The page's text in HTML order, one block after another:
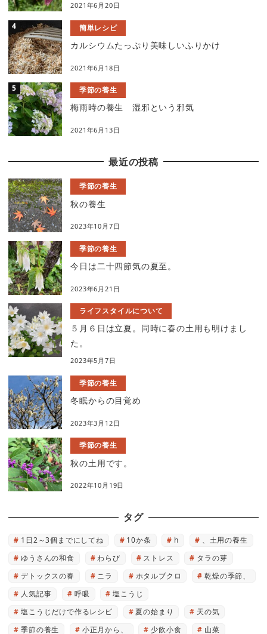
2021年6月20日
簡単レシピ
カルシウムたっぷり美味しいふりかけ
2021年6月18日
季節の養生
梅雨時の養生 湿邪という邪気
2021年6月13日
最近の投稿
季節の養生
秋の養生
2023年10月7日
季節の養生
今日は二十四節気の夏至。
2023年6月21日
ライフスタイルについて
５月６日は立夏。同時に春の土用も明けまし
た。
2023年5月7日
季節の養生
冬眠からの目覚め
2023年3月12日
季節の養生
秋の土用です。
2022年10月19日
タグ
1日2～3個までにしてね 10か条 h
、土用の養生
ゆうさんの和食
わらび ストレス
タラの芽
デトックスの春
ニラ ホタルブクロ
乾燥の季節、
人気記事
呼吸
塩こうじ
塩こうじだけで作るレシピ
夏の始まり
天の気
季節の養生
小正月から、 少飲小食 山菜